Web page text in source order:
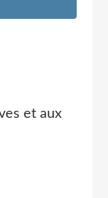
et aux